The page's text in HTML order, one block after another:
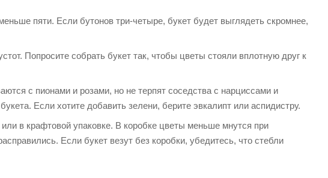
пяти. Если бутонов три-четыре, букет будет выглядеть скромнее,
Попросите собрать букет так, чтобы цветы стояли вплотную друг к
с пионами и розами, но не терпят соседства с нарциссами и
Если хотите добавить зелени, берите эвкалипт или аспидистру.
в крафтовой упаковке. В коробке цветы меньше мнутся при
Если букет везут без коробки, убедитесь, что стебли